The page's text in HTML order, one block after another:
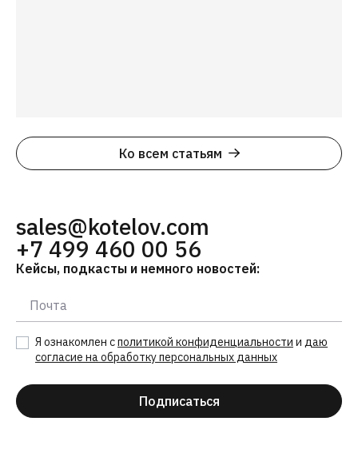
Ко всем статьям
sales@kotelov.com
+7 499 460 00 56
Кейсы, подкасты и немного новостей:
Подписаться
Я ознакомлен сполитикой конфиденциальности и даю
согласие на обработку персональных данных